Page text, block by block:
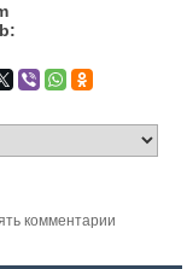
комментарии